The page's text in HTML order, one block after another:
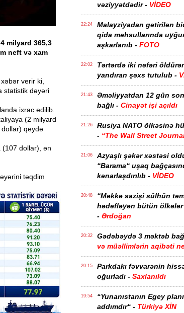
milyard 365,3
neft və xam
verir ki,
statistik dəyəri
ixrac edilib.
(2 milyard
qeydə
(107 dollar), ən
təqdim
vəziyyətdədir - VİDEO
22:24
Malayziyadan gətirilən
qida məhsullarında
aşkarlanıb - FOTO
22:02
Tərtərdə iki nəfəri
yandıran şəxs tutulub -
21:43
Əməliyyatdan 12 gün
bağlı - Cinayət işi açıldı
21:26
Rusiya NATO ölkəsinə
- “The Wall Street
21:06
Azyaşlı şəkər xəstəsi
“Barama“ uşaq
kənarlaşdırılıb - VİDEO
20:48
“Məkkə sazişi sülhün
hədəfləyən bütün ölkələr
- Ərdoğan
20:32 Gədəbəydə 3 məktəb
və müəllimlərin aqibəti
20:15
Parkdakı fəvvarənin
oğurladı - Saxlanıldı
19:54
“Yunanıstanın Egey
addımdır“ - Türkiyə XİN